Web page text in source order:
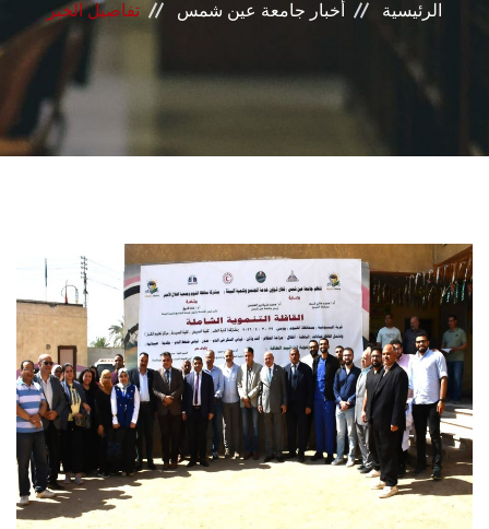
المراكز والوحدات
الأنظمة الذكية
الإعلام
هيئة التدريس
الدراسات العليا
الخريجين
الموظفون
الرئيسية أخبار جامعة عين شمس تفاصيل الخبر